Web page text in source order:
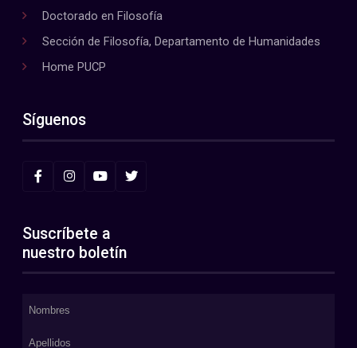
Doctorado en Filosofía
Sección de Filosofía, Departamento de Humanidades
Home PUCP
Síguenos
Suscríbete a
nuestro boletín